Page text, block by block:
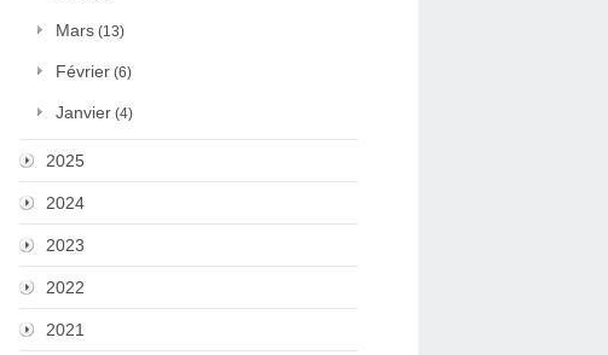
Mars (13)
Février (6)
Janvier (4)
2025
2024
2023
2022
2021